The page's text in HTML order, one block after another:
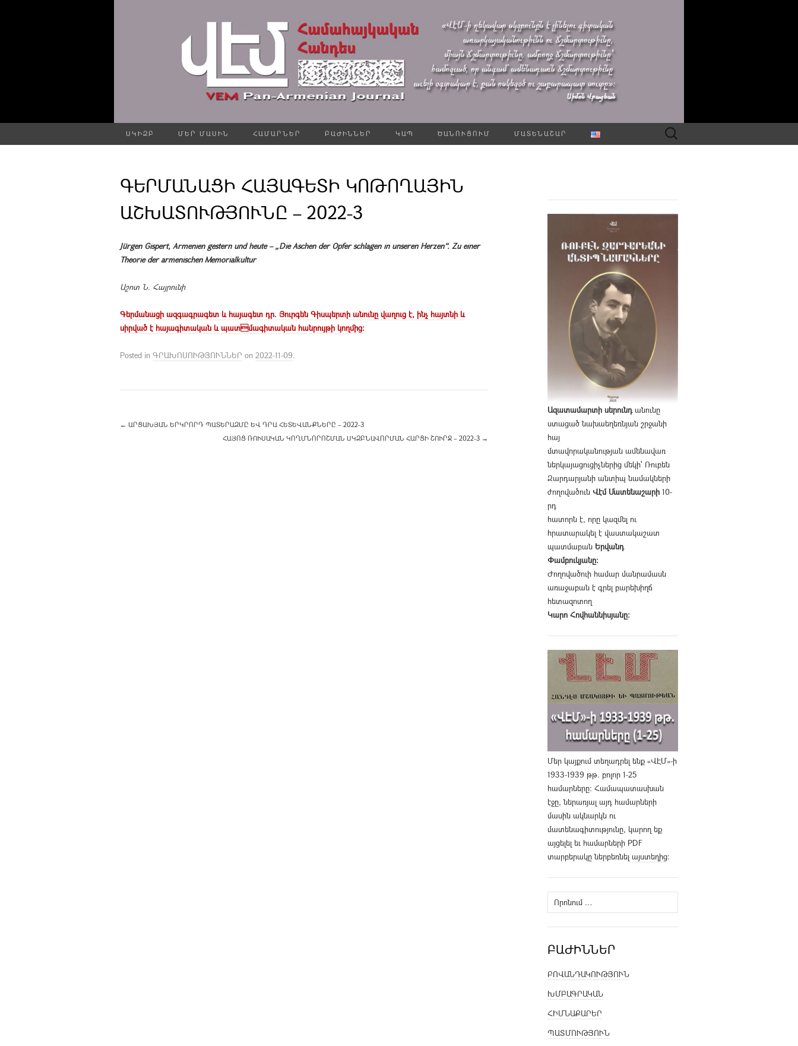
ՍԿԻԶԲ ՄԵՐ ՄԱՍԻՆ ՀԱՄԱՐՆԵՐ ԲԱԺԻՆՆԵՐ ԿԱՊ ԾԱՆՈՒՑՈՒՄ ՄԱՏԵՆԱՇԱՐ Որոնել՝
ԳԵՐՄԱՆԱՑԻ ՀԱՅԱԳԵՏԻ ԿՈԹՈՂԱՅԻՆ
ԱՇԽԱՏՈՒԹՅՈՒՆԸ – 2022-3
Jürgen Gispert, Armenien gestern und heute – „Die Aschen der Opfer schlagen in unseren Herzen“. Zu einer
Theorie der armenischen Memorialkultur
Աշոտ Ն. Հայրունի
Գերմանացի ազգագրագետ և հայագետ դր. Յուրգեն Գիսպերտի անունը վաղուց է, ինչ հայտնի և
սիրված է հայագիտական և պատմագիտական հանրույթի կողմից:
Posted in ԳՐԱԽՈՍՈՒԹՅՈՒՆՆԵՐ on 2022-11-09.
← ԱՐՑԱԽՅԱՆ ԵՐԿՐՈՐԴ ՊԱՏԵՐԱԶՄԸ ԵՎ ԴՐԱ ՀԵՏԵՎԱՆՔՆԵՐԸ – 2022-3
ՀԱՅՈՑ ՌՈՒՍԱԿԱՆ ԿՈՂՄՆՈՐՈՇՄԱՆ ՍԿԶԲՆԱՎՈՐՄԱՆ ՀԱՐՑԻ ՇՈՒՐՋ – 2022-3 →
Ազատամարտի սերունդանունը
ստացած նախաեղեռնյան շրջանի
հայ
մտավորականության ամենավառ
ներկայացուցիչներից մեկի՝ Ռուբեն
Զարդարյանի անտիպ նամակների
ժողովածուն Վէմ Մատենաշարի 10-
րդ
հատորն է, որը կազմել ու
հրատարակել է վաստակաշատ
պատմաբան Երվանդ
Փամբուկյանը։
Ժողովածուի համար մանրամասն
առաջաբան է գրել բարեխիղճ
հետազոտող
Կարո Հովհաննիսյանը։
Մեր կայքում տեղադրել ենք «ՎԷՄ»-ի
1933-1939 թթ. բոլոր 1-25
համարները։ Համապատասխան
էջը, ներառյալ այդ համարների
մասին ակնարկն ու
մատենագիտությունը, կարող եք
այցելել եւ համարների PDF
տարբերակը ներբեռնել այստեղից։
Որոնել՝
ԲԱԺԻՆՆԵՐ
ԲՈՎԱՆԴԱԿՈՒԹՅՈՒՆ
ԽՄԲԱԳՐԱԿԱՆ
ՀԻՄՆԱՔԱՐԵՐ
ՊԱՏՄՈՒԹՅՈՒՆ